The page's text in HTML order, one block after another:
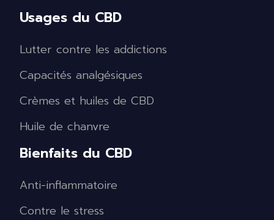
Usages du CBD
Lutter contre les addictions
Capacités analgésiques
Crèmes et huiles de CBD
Huile de chanvre
Bienfaits du CBD
Anti-inflammatoire
Contre le stress